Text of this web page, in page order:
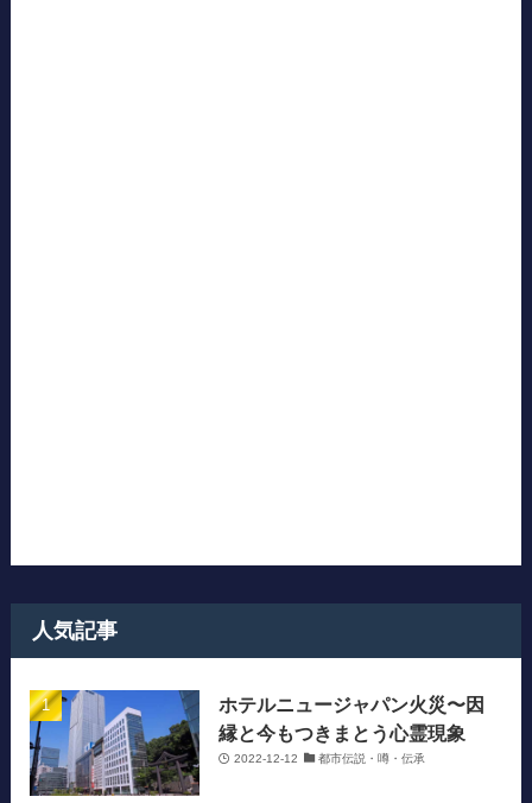
人気記事
ホテルニュージャパン火災〜因
縁と今もつきまとう心霊現象
2022-12-12 都市伝説・噂・伝承